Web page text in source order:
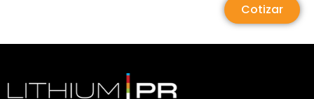
Cotizar